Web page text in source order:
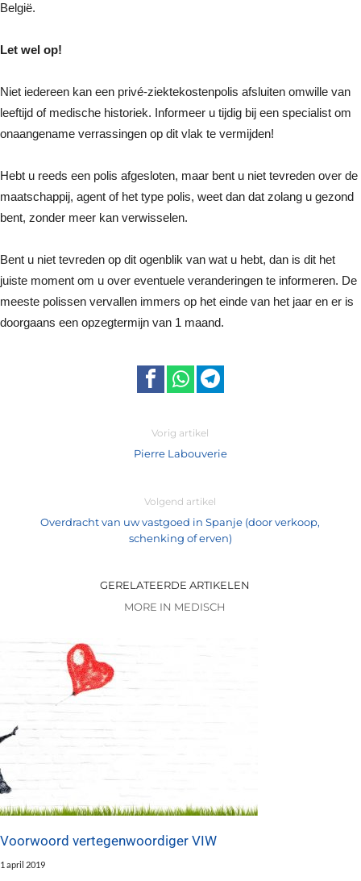
België.
Let wel op!
Niet iedereen kan een privé-ziektekostenpolis afsluiten omwille van
leeftijd of medische historiek. Informeer u tijdig bij een specialist om
onaangename verrassingen op dit vlak te vermijden!
Hebt u reeds een polis afgesloten, maar bent u niet tevreden over de
maatschappij, agent of het type polis, weet dan dat zolang u gezond
bent, zonder meer kan verwisselen.
Bent u niet tevreden op dit ogenblik van wat u hebt, dan is dit het
juiste moment om u over eventuele veranderingen te informeren. De
meeste polissen vervallen immers op het einde van het jaar en er is
doorgaans een opzegtermijn van 1 maand.
Vorig artikel
Pierre Labouverie
Volgend artikel
Overdracht van uw vastgoed in Spanje (door verkoop,
schenking of erven)
GERELATEERDE ARTIKELEN
MORE IN MEDISCH
Voorwoord vertegenwoordiger VIW
1 april 2019